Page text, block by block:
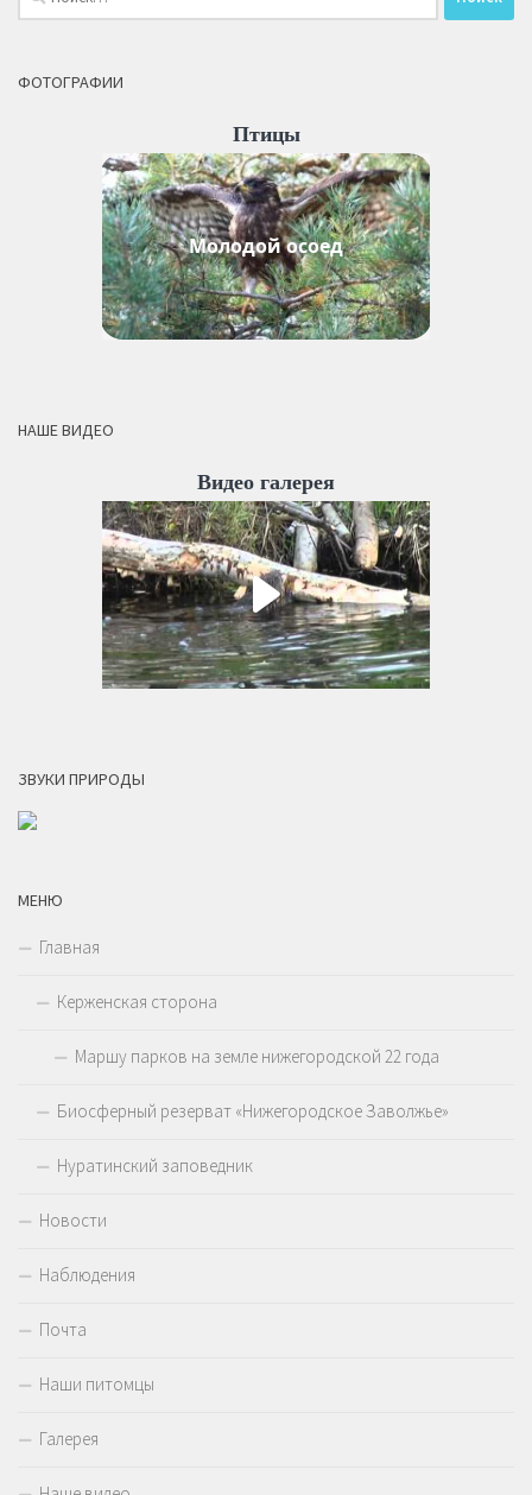
ФОТОГРАФИИ
Птицы
Молодой осоед
НАШЕ ВИДЕО
Видео галерея
ЗВУКИ ПРИРОДЫ
МЕНЮ
Главная
Керженская сторона
Маршу парков на земле нижегородской 22 года
Биосферный резерват «Нижегородское Заволжье»
Нуратинский заповедник
Новости
Наблюдения
Почта
Наши питомцы
Галерея